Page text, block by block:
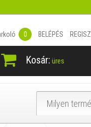
0 BELÉPÉS
Kosár: üres